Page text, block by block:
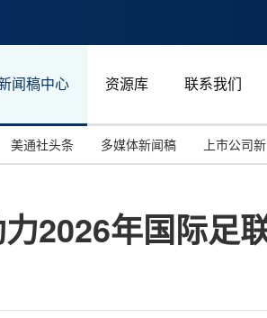
闻稿中心 资源库 联系我们
美通社头条 多媒体新闻稿 上市公司
2026年国际足